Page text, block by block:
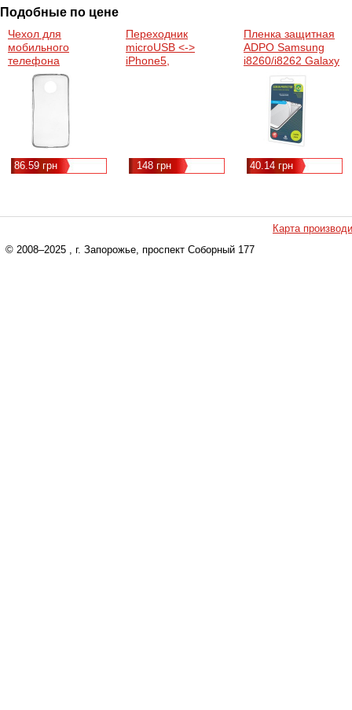
Подобные по цене
Чехол для
мобильного
телефона
ColorWay MOTO E4
PLUS XT1771
(60822)
86.59 грн
Переходник
microUSB <->
iPhone5,
148 грн
Пленка защитная
ADPO Samsung
i8260/i8262 Galaxy
(1283126449291)
40.14 грн
Карта
© 2008–2025 , г. Запорожье, проспект Соборный 177